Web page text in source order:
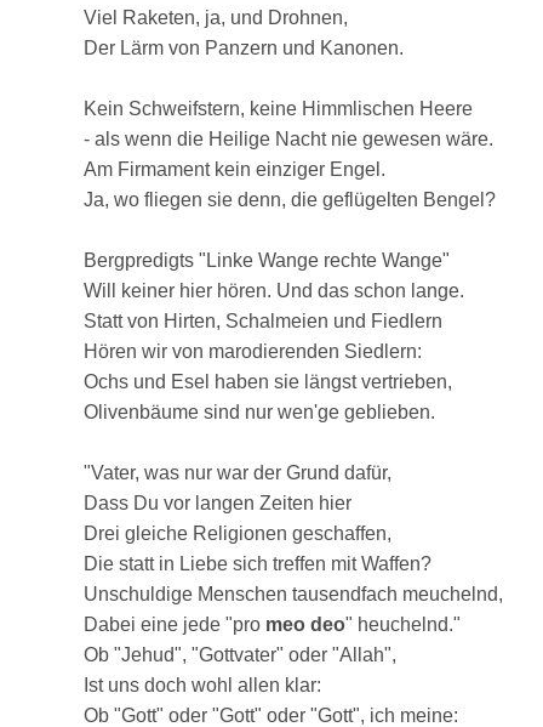
Viel Raketen, ja, und Drohnen,
Der Lärm von Panzern und Kanonen.
Kein Schweifstern, keine Himmlischen Heere
- als wenn die Heilige Nacht nie gewesen wäre.
Am Firmament kein einziger Engel.
Ja, wo fliegen sie denn, die geflügelten Bengel?
Bergpredigts "Linke Wange rechte Wange"
Will keiner hier hören. Und das schon lange.
Statt von Hirten, Schalmeien und Fiedlern
Hören wir von marodierenden Siedlern:
Ochs und Esel haben sie längst vertrieben,
Olivenbäume sind nur wen'ge geblieben.
"Vater, was nur war der Grund dafür,
Dass Du vor langen Zeiten hier
Drei gleiche Religionen geschaffen,
Die statt in Liebe sich treffen mit Waffen?
Unschuldige Menschen tausendfach meuchelnd,
Dabei eine jede "pro meo deo" heuchelnd."
Ob "Jehud", "Gottvater" oder "Allah",
Ist uns doch wohl allen klar:
Ob "Gott" oder "Gott" oder "Gott", ich meine: